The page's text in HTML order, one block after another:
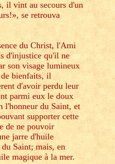
il vint au secours d'un
se retrouva
du Christ, l'Ami
d'injustice qu'il ne
son visage lumineux
de bienfaits, il
d'avoir perdu leur
parmi eux le doux
l'honneur du Saint, et
supporter cette
de ne pouvoir
jarre d'huile
Saint; mais, en
magique à la mer.